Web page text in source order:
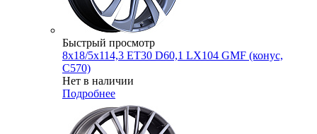
Быстрый просмотр
8x18/5x114,3 ET30 D60,1 LX104 GMF (конус,
C570)
Нет в наличии
Подробнее